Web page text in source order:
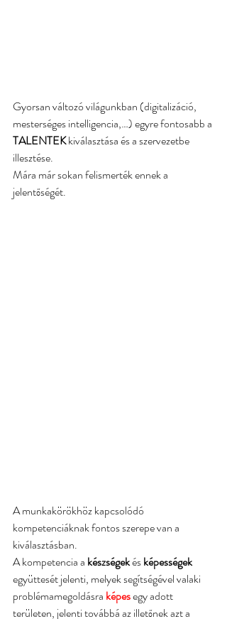
Gyorsan változó világunkban (digitalizáció,
mesterséges intelligencia,…) egyre fontosabb a
TALENTEK kiválasztása és a szervezetbe
illesztése.
Mára már sokan felismerték ennek a
jelentőségét.
A munkakörökhöz kapcsolódó
kompetenciáknak fontos szerepe van a
kiválasztásban.
A kompetencia a készségek és képességek
együttesét jelenti, melyek segítségével valaki
problémamegoldásra képes egy adott
területen, jelenti továbbá az illetőnek azt a